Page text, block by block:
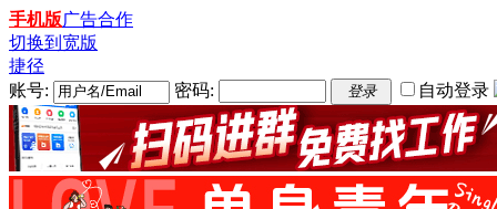
手机版广告合作
切换到宽版
捷径
账号:
密码: 登录 自动登录